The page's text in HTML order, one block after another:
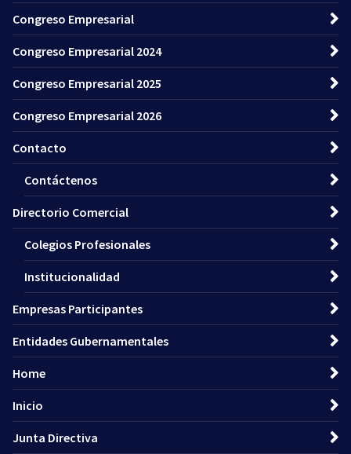
Congreso Empresarial
Congreso Empresarial 2024
Congreso Empresarial 2025
Congreso Empresarial 2026
Contacto
Contáctenos
Directorio Comercial
Colegios Profesionales
Institucionalidad
Empresas Participantes
Entidades Gubernamentales
Home
Inicio
Junta Directiva